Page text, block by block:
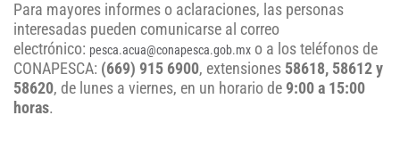
Para mayores informes o aclaraciones, las personas
interesadas pueden comunicarse al correo
electrónico: pesca.acua@conapesca.gob.mx o a los teléfonos de
CONAPESCA: (669) 915 6900, extensiones 58618, 58612 y
58620, de lunes a viernes, en un horario de 9:00 a 15:00
horas.